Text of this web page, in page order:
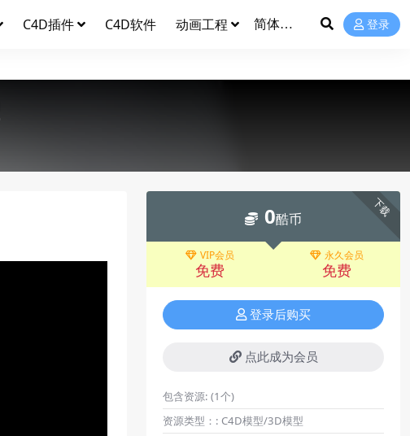
C4D插件 C4D软件 动画工程 登录
下载
0酷币
VIP会员
免费
永久会员
免费
登录后购买
点此成为会员
包含资源: (1个)
资源类型：: C4D模型/3D模型